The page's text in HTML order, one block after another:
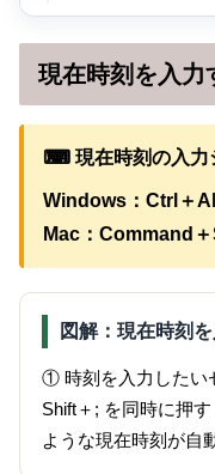
現在時刻を入力
⌨ 現在時刻の入力
Windows：Ctrl＋
Mac：Command＋
図解：現在時刻
① 時刻を入力したい
Shift＋; を同時に押
ような現在時刻が自